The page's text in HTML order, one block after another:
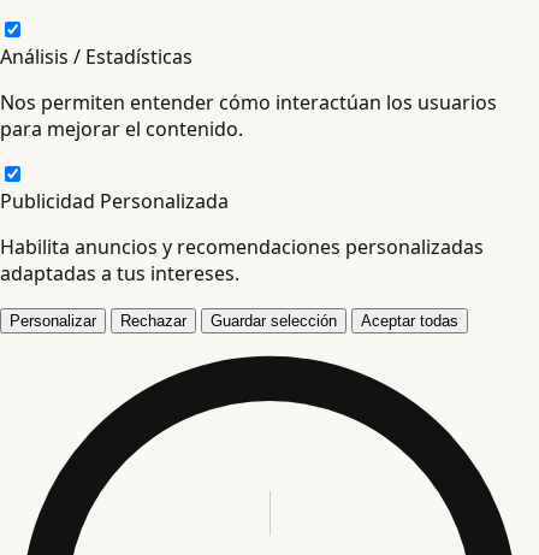
Análisis / Estadísticas
Nos permiten entender cómo interactúan los usuarios
para mejorar el contenido.
Publicidad Personalizada
Habilita anuncios y recomendaciones personalizadas
adaptadas a tus intereses.
Personalizar Rechazar Guardar selección Aceptar todas